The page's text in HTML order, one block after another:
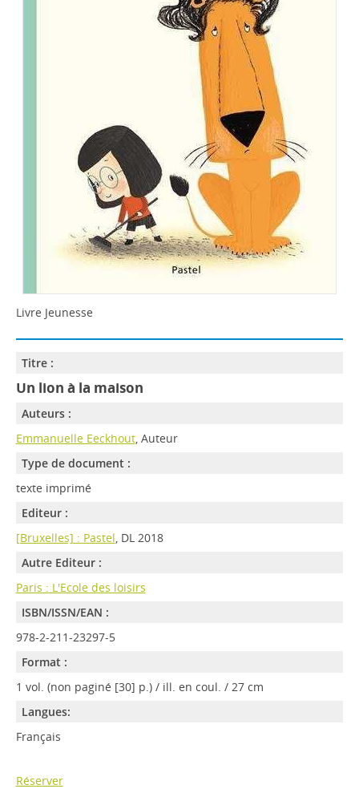
Livre Jeunesse
Titre :
Un lion à la maison
Auteurs :
Emmanuelle Eeckhout, Auteur
Type de document :
texte imprimé
Editeur :
[Bruxelles] : Pastel, DL 2018
Autre Editeur :
Paris : L'Ecole des loisirs
ISBN/ISSN/EAN :
978-2-211-23297-5
Format :
1 vol. (non paginé [30] p.) / ill. en coul. / 27 cm
Langues:
Français
Réserver